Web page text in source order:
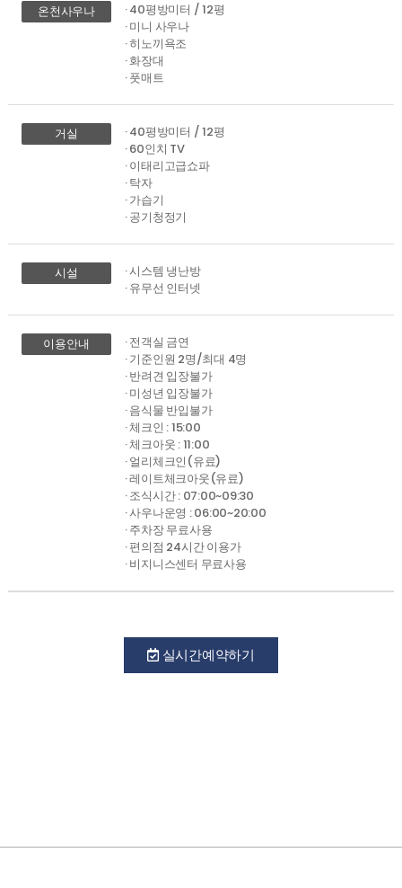
온천사우나
· 40평방미터 / 12평
· 미니 사우나
· 히노끼욕조
· 화장대
· 풋매트
거실
· 40평방미터 / 12평
· 60인치 TV
· 이태리고급쇼파
· 탁자
· 가습기
· 공기청정기
시설
· 시스템 냉난방
· 유무선 인터넷
이용안내
· 전객실 금연
· 기준인원 2명/최대 4명
· 반려견 입장불가
· 미성년 입장불가
· 음식물 반입불가
· 체크인 : 15:00
· 체크아웃 : 11:00
· 얼리체크인(유료)
· 레이트체크아웃(유료)
· 조식시간 : 07:00~09:30
· 사우나운영 : 06:00~20:00
· 주차장 무료사용
· 편의점 24시간 이용가
· 비지니스센터 무료사용
실시간예약하기